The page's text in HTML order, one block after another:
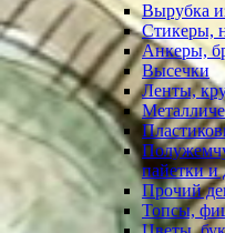
Вырубка
Стикеры,
Анкеры,
Высечки
Ленты,
пайетки и
Прочий
Топсы,